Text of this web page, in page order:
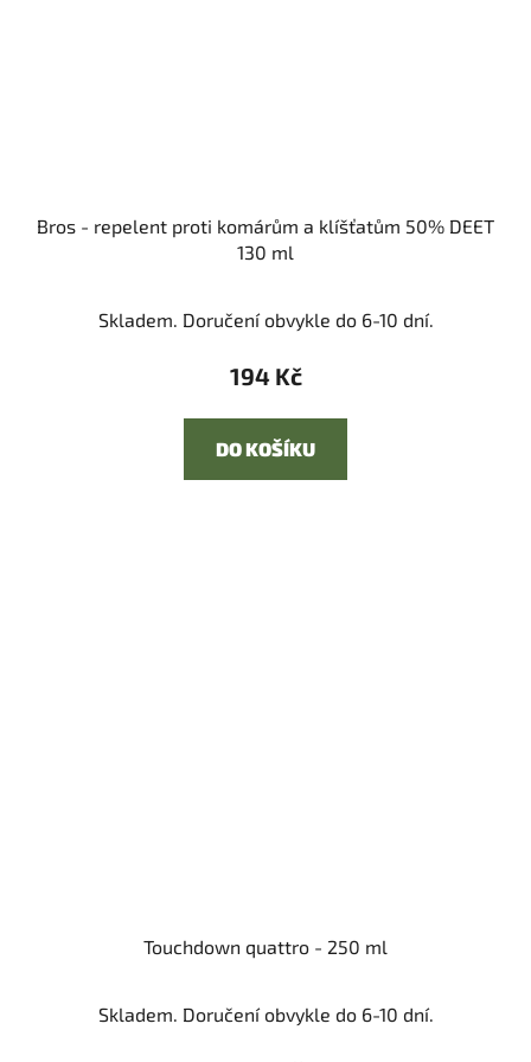
Bros - repelent proti komárům a klíšťatům 50% DEET
130 ml
Skladem. Doručení obvykle do 6-10 dní.
194 Kč
DO KOŠÍKU
Touchdown quattro - 250 ml
Skladem. Doručení obvykle do 6-10 dní.